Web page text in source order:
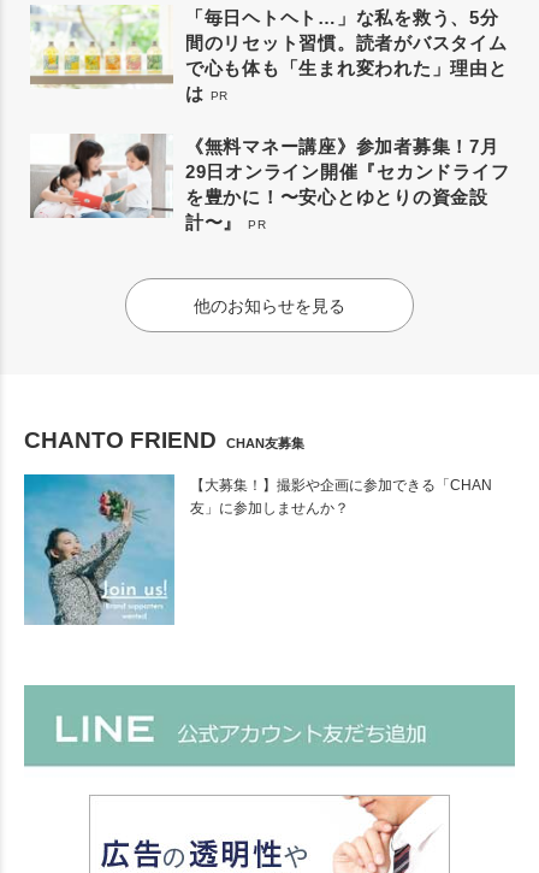
「毎日ヘトヘト…」な私を救う、5分
間のリセット習慣。読者がバスタイム
で心も体も「生まれ変われた」理由と
は PR
《無料マネー講座》参加者募集！7月
29日オンライン開催『セカンドライフ
を豊かに！〜安心とゆとりの資金設
計〜』
PR
他のお知らせを見る
CHANTO FRIEND CHAN友募集
【大募集！】撮影や企画に参加できる「CHAN
友」に参加しませんか？